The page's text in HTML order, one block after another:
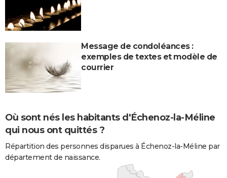
Message de condoléances :
exemples de textes et modèle de
courrier
Où sont nés les habitants d'Échenoz-la-Méline
qui nous ont quittés ?
Répartition des personnes disparues à Échenoz-la-Méline par
département de naissance.